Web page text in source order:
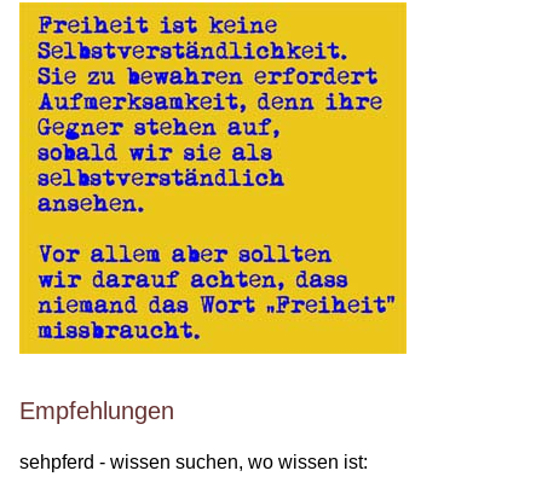
Empfehlungen
sehpferd - wissen suchen, wo wissen ist: